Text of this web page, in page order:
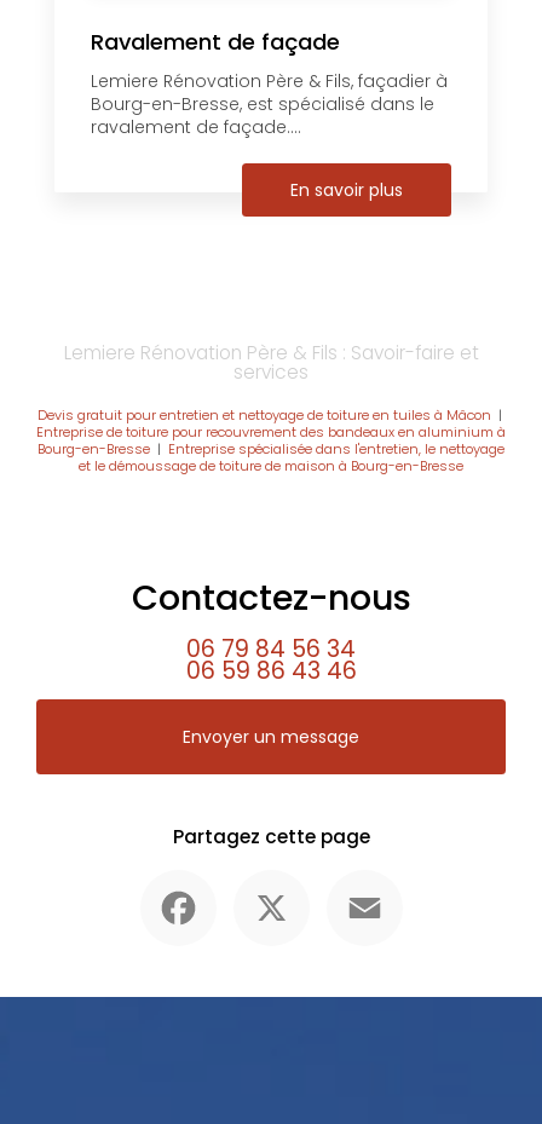
Ravalement de façade
Lemiere Rénovation Père & Fils, façadier à
Bourg-en-Bresse, est spécialisé dans le
ravalement de façade....
En savoir plus
Lemiere Rénovation Père & Fils : Savoir-faire et
services
Devis gratuit pour entretien et nettoyage de toiture en tuiles à Mâcon |
Entreprise de toiture pour recouvrement des bandeaux en aluminium à
Bourg-en-Bresse | Entreprise spécialisée dans l'entretien, le nettoyage
et le démoussage de toiture de maison à Bourg-en-Bresse
Contactez-nous
06 79 84 56 34
06 59 86 43 46
Envoyer un message
Partagez cette page